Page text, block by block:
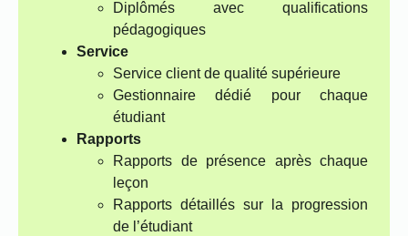
Diplômés avec qualifications
pédagogiques
Service
Service client de qualité supérieure
Gestionnaire dédié pour chaque
étudiant
Rapports
Rapports de présence après chaque
leçon
Rapports détaillés sur la progression
de l’étudiant